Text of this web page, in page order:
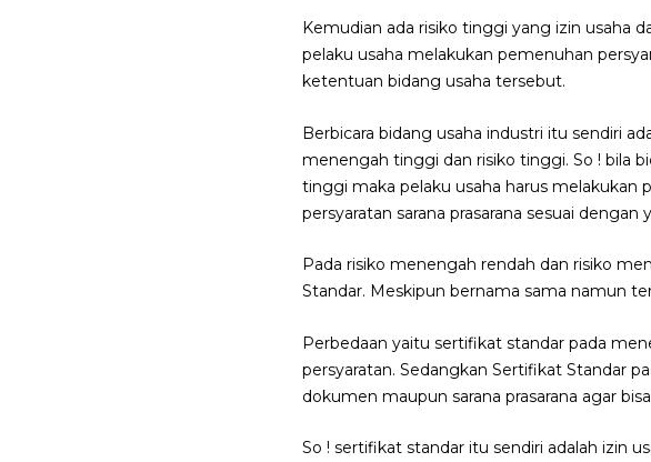
Kemudian ada risiko tinggi yang izin usaha
pelaku usaha melakukan pemenuhan
ketentuan bidang usaha tersebut.
Berbicara bidang usaha industri itu sendiri
menengah tinggi dan risiko tinggi. So ! bila
tinggi maka pelaku usaha harus melakukan
persyaratan sarana prasarana sesuai dengan
Pada risiko menengah rendah dan risiko
Standar. Meskipun bernama sama namun
Perbedaan yaitu sertifikat standar pada
persyaratan. Sedangkan Sertifikat Standar
dokumen maupun sarana prasarana agar
So ! sertifikat standar itu sendiri adalah izin